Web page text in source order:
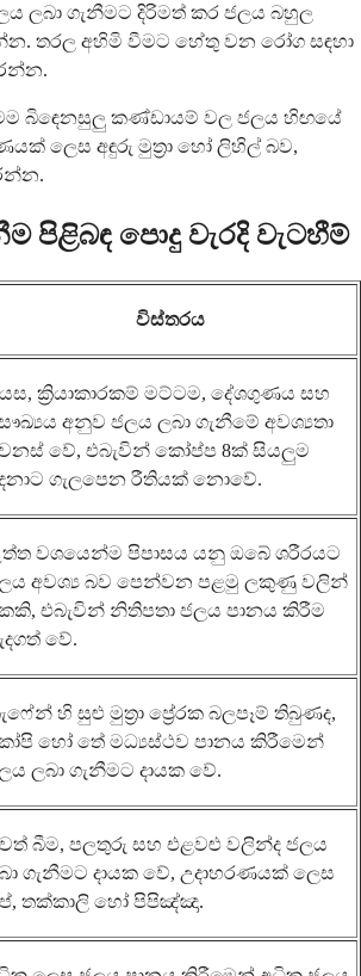
ලබා ගැනීමට දිරිමත් කර ජලය බහුල
තරල අහිමි වීමට හේතු වන රෝග සඳහා
බිඳෙනසුලු කණ්ඩායම් වල ජලය හිඟයේ
ලෙස අඳුරු මුත්‍රා හෝ ලිහිල් බව,
පිළිබඳ පොදු වැරදි වැටහීම්
විස්තරය
ක්‍රියාකාරකම් මට්ටම, දේශගුණය සහ
අනුව ජලය ලබා ගැනීමේ අවශ්‍යතා
වේ, එබැවින් කෝප්ප 8ක් සියලුම
ගැලපෙන රීතියක් නොවේ.
වශයෙන්ම පිපාසය යනු ඔබේ ශරීරයට
අවශ්‍ය බව පෙන්වන පළමු ලකුණු වලින්
එබැවින් නිතිපතා ජලය පානය කිරීම
වේ.
හි සුළු මුත්‍රා ප්‍රේරක බලපෑම් තිබුණද,
හෝ තේ මධ්‍යස්ථව පානය කිරීමෙන්
ලබා ගැනීමට දායක වේ.
බීම, පලතුරු සහ එළවළු වලින්ද ජලය
ගැනීමට දායක වේ, උදාහරණයක් ලෙස
තක්කාලි හෝ පිපිඤ්ඤා.